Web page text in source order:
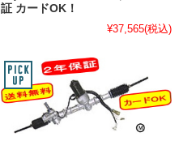
証 カードOK！
¥37,565(税込)